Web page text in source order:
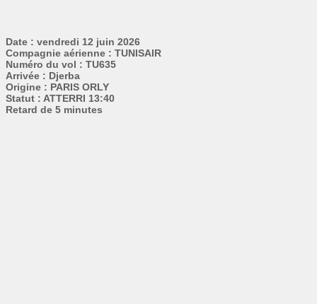
Date : vendredi 12 juin 2026
Compagnie aérienne : TUNISAIR
Numéro du vol : TU635
Arrivée : Djerba
Origine : PARIS ORLY
Statut : ATTERRI 13:40
Retard de 5 minutes